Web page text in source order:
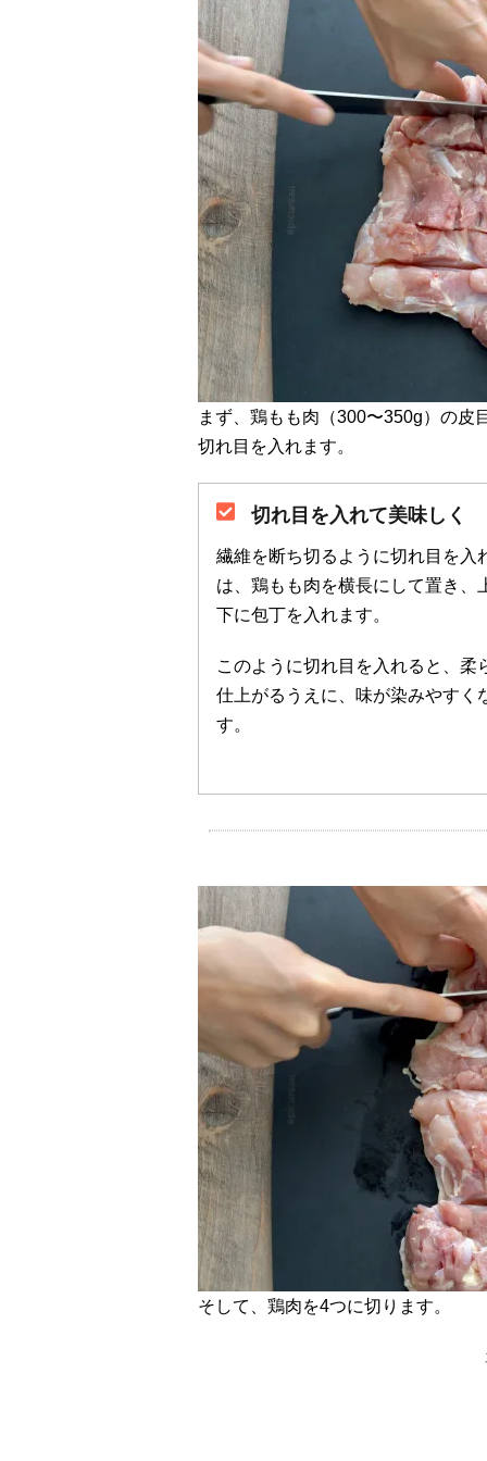
まず、鶏もも肉（300〜350g）の皮
切れ目を入れます。
切れ目を入れて美味しく
繊維を断ち切るように切れ目を入
は、鶏もも肉を横長にして置き、
下に包丁を入れます。
このように切れ目を入れると、柔
仕上がるうえに、味が染みやすく
す。
そして、鶏肉を4つに切ります。